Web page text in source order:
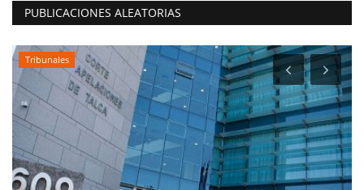
PUBLICACIONES ALEATORIAS
Tribunales